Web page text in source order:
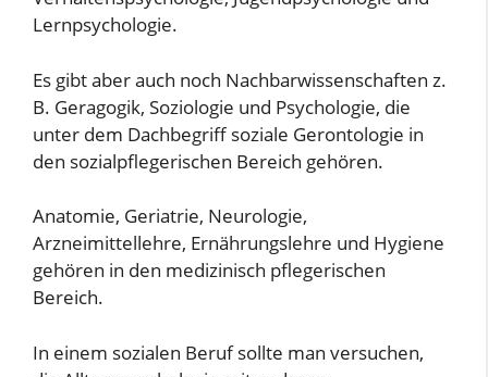
Lernpsychologie.
Es gibt aber auch noch Nachbarwissenschaften z.
B. Geragogik, Soziologie und Psychologie, die
unter dem Dachbegriff soziale Gerontologie in
den sozialpflegerischen Bereich gehören.
Anatomie, Geriatrie, Neurologie,
Arzneimittellehre, Ernährungslehre und Hygiene
gehören in den medizinisch pflegerischen
Bereich.
In einem sozialen Beruf sollte man versuchen,